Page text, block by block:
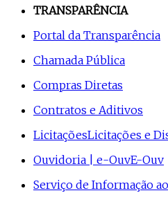
TRANSPARÊNCIA
Portal da Transparência
Chamada Pública
Compras Diretas
Contratos e Aditivos
LicitaçõesLicitações e
Ouvidoria | e-OuvE-Ouv
Serviço de Informação